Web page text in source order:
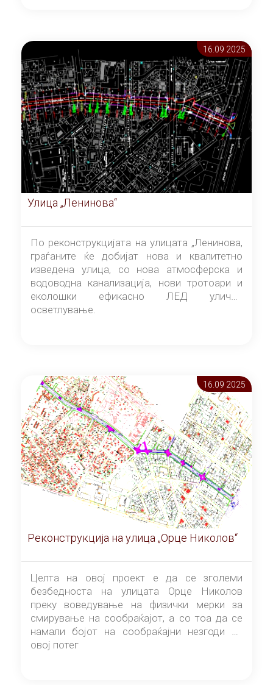
16.09 2025
Улица „Ленинова“
По реконструкцијата на улицата „Ленинова,
граѓаните ќе добијат нова и квалитетно
изведена улица, со нова атмосферска и
водоводна канализација, нови тротоари и
еколошки ефикасно ЛЕД улично
осветлување.
16.09 2025
Реконструкција на улица „Орце Николов“
Целта на овој проект е да се зголеми
безбедноста на улицата Орце Николов
преку воведување на физички мерки за
смирување на сообраќајот, а со тоа да се
намали бојот на сообраќајни незгоди на
овој потег